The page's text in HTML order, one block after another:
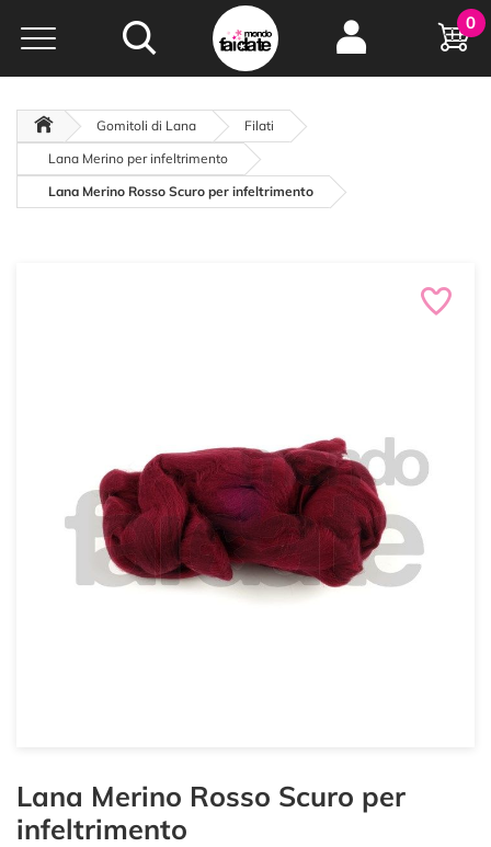
Hobby e
creatività...
oltre 15 anni online
0
Gomitoli di Lana
Filati
Lana Merino per infeltrimento
Lana Merino Rosso Scuro per infeltrimento
Lana Merino Rosso Scuro per
infeltrimento